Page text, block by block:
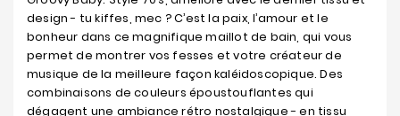
design - tu kiffes, mec ? C’est la paix, l’amour et le
bonheur dans ce magnifique maillot de bain, qui vous
permet de montrer vos fesses et votre créateur de
musique de la meilleure façon kaléidoscopique. Des
combinaisons de couleurs époustouflantes qui
dégagent une ambiance rétro nostalgique - en tissu